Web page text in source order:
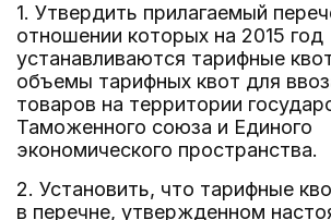
1. Утвердить прилагаемый
отношении которых на 2015 год
устанавливаются тарифные
объемы тарифных квот для
товаров на территории
Таможенного союза и Единого
экономического пространства.
2. Установить, что тарифные
в перечне, утвержденном